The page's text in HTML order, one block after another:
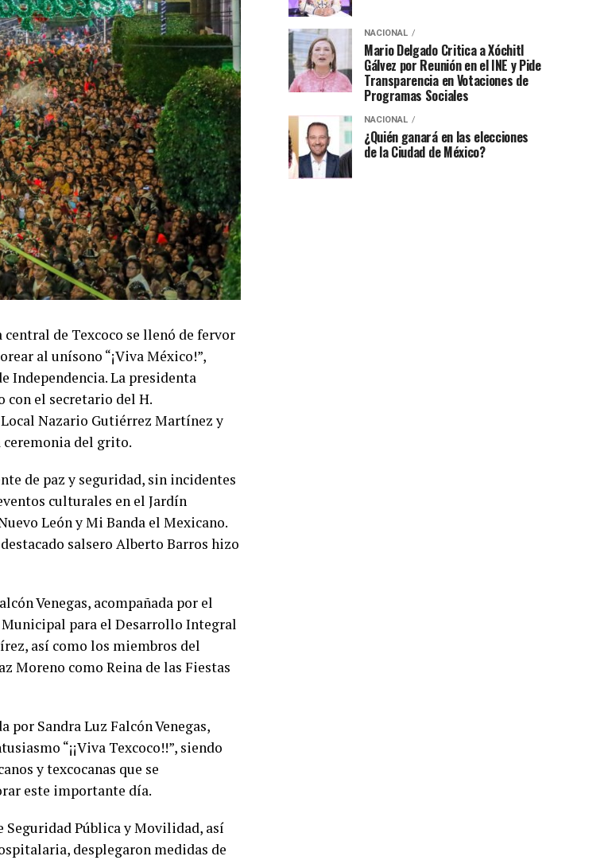
central de Texcoco se llenó de fervor
al unísono “¡Viva México!”,
Independencia. La presidenta
con el secretario del H.
Nazario Gutiérrez Martínez y
ceremonia del grito.
de paz y seguridad, sin incidentes
culturales en el Jardín
León y Mi Banda el Mexicano.
salsero Alberto Barros hizo
Venegas, acompañada por el
para el Desarrollo Integral
así como los miembros del
Moreno como Reina de las Fiestas
por Sandra Luz Falcón Venegas,
“¡¡Viva Texcoco!!”, siendo
y texcocanas que se
este importante día.
Pública y Movilidad, así
desplegaron medidas de
NACIONAL
Mario Delgado Critica a Xóchitl
Gálvez por Reunión en el INE y Pide
Transparencia en Votaciones de
Programas Sociales
NACIONAL
¿Quién ganará en las elecciones
de la Ciudad de México?